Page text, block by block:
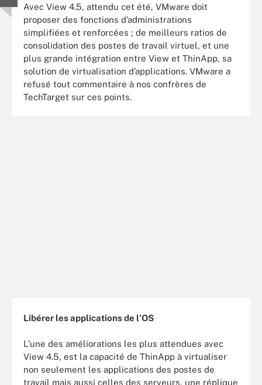
Avec View 4.5, attendu cet été, VMware doit
proposer des fonctions d’administrations
simplifiées et renforcées ; de meilleurs ratios de
consolidation des postes de travail virtuel, et une
plus grande intégration entre View et ThinApp, sa
solution de virtualisation d’applications. VMware a
refusé tout commentaire à nos confrères de
TechTarget sur ces points.
Libérer les applications de l’OS
L’une des améliorations les plus attendues avec
View 4.5, est la capacité de ThinApp à virtualiser
non seulement les applications des postes de
travail mais aussi celles des serveurs, une réplique